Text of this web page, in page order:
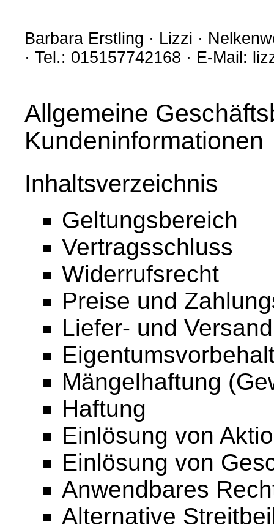
Barbara Erstling · Lizzi ·
· Tel.: 015157742168 · E-Mail:
Allgemeine
Kundeninformationen
Inhaltsverzeichnis
Geltungsbereich
Vertragsschluss
Widerrufsrecht
Preise und
Liefer- und
Mängelhaftung
Haftung
Einlösung von
Einlösung von
Anwendbares
Alternative